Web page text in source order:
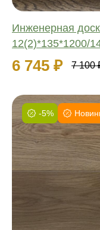
Инженерная
12(2)*135*1200/
6 745 ₽ 7 100
-5%
Фаска:
Соединение:
Обработка:
Длина:
Толщина: